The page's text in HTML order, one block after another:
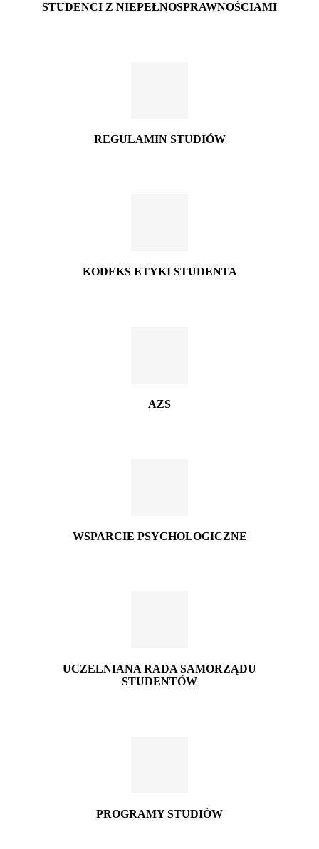
STUDENCI Z NIEPEŁNOSPRAWNOŚCIAMI
REGULAMIN STUDIÓW
KODEKS ETYKI STUDENTA
AZS
WSPARCIE PSYCHOLOGICZNE
UCZELNIANA RADA SAMORZĄDU
STUDENTÓW
PROGRAMY STUDIÓW